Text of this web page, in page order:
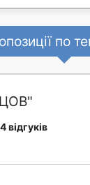
по
4 відгуків